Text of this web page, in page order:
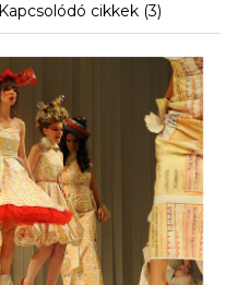
Kapcsolódó cikkek (3)